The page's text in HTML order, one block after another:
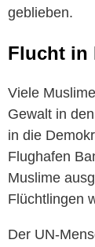
geblieben.
Flucht in
Viele
Gewalt in
in die
Flughafen
Muslime
Flüchtlingen
Der UN-